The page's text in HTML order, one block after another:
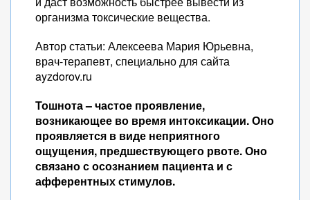
организма токсические вещества.
Автор статьи: Алексеева Мария Юрьевна,
врач-терапевт, специально для сайта
ayzdorov.ru
Тошнота – частое проявление,
возникающее во время интоксикации. Оно
проявляется в виде неприятного
ощущения, предшествующего рвоте. Оно
связано с осознанием пациента и с
афферентных стимулов.